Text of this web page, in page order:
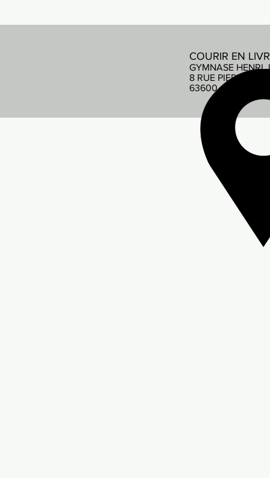
COURIR EN
GYMNASE HENRI
8 RUE PIERRE DE
63600 AMBERT